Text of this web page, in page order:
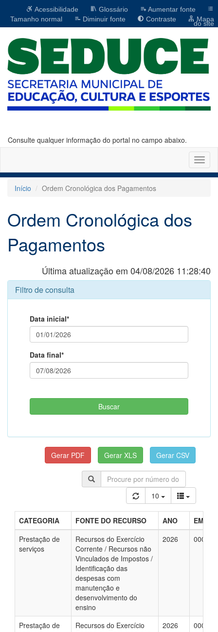
Acessibilidade Glossário
Aumentar fonte
Tamanho normal
Diminuir fonte Contraste Mapa
do site
Consulte qualquer informação do portal no campo abaixo.
Início
Ordem Cronológica dos Pagamentos
Ordem Cronológica dos
Pagamentos
Última atualização em 04/08/2026 11:28:40
Filtro de consulta
Data inicial*
Data final*
10
CATEGORIA FONTE DO RECURSO ANO
Prestação de
serviços
Recursos do Exercício
Corrente / Recursos não
Vinculados de Impostos /
Identificação das
despesas com
manutenção e
desenvolvimento do
ensino
2026
Prestação de
Recursos do Exercício
2026